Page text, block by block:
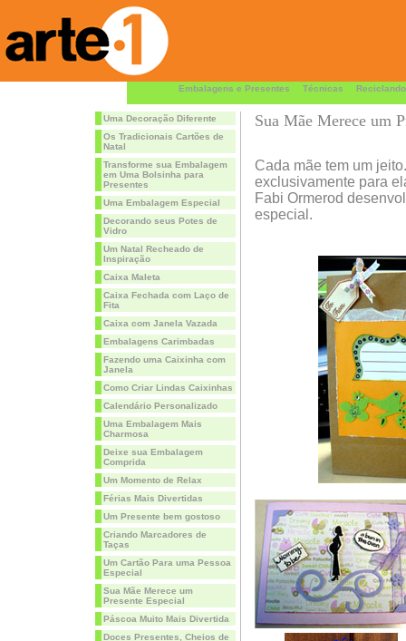
Embalagens e Presentes Técnicas Reciclando
Uma Decoração Diferente
Os Tradicionais Cartões de
Natal
Transforme sua Embalagem
em Uma Bolsinha para
Presentes
Uma Embalagem Especial
Decorando seus Potes de
Vidro
Um Natal Recheado de
Inspiração
Caixa Maleta
Caixa Fechada com Laço de
Fita
Caixa com Janela Vazada
Embalagens Carimbadas
Fazendo uma Caixinha com
Janela
Como Criar Lindas Caixinhas
Calendário Personalizado
Uma Embalagem Mais
Charmosa
Deixe sua Embalagem
Comprida
Um Momento de Relax
Férias Mais Divertidas
Um Presente bem gostoso
Criando Marcadores de
Taças
Um Cartão Para uma Pessoa
Especial
Sua Mãe Merece um
Presente Especial
Páscoa Muito Mais Divertida
Doces Presentes, Cheios de
Sua Mãe Merece um
Cada mãe tem um
exclusivamente para
Fabi Ormerod
especial.